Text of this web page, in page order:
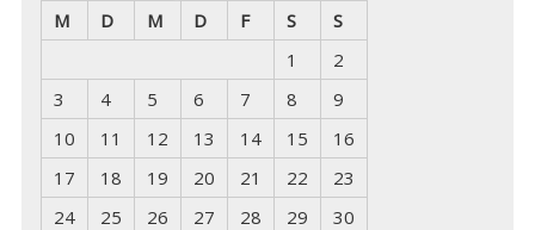
M
D M D F S
S
1
2
3
4 5 6 7 8
9
10
11 12 13 14 15
16
17
18 19 20 21 22
23
24
25 26 27 28 29
30